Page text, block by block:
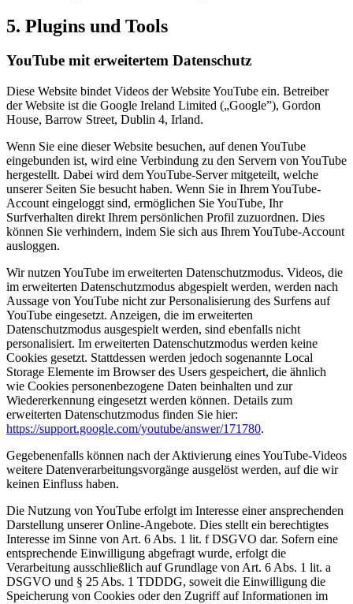
5. Plugins und Tools
YouTube mit erweitertem Datenschutz
Diese Website bindet Videos der Website YouTube ein. Betreiber
der Website ist die Google Ireland Limited („Google”), Gordon
House, Barrow Street, Dublin 4, Irland.
Wenn Sie eine dieser Website besuchen, auf denen YouTube
eingebunden ist, wird eine Verbindung zu den Servern von YouTube
hergestellt. Dabei wird dem YouTube-Server mitgeteilt, welche
unserer Seiten Sie besucht haben. Wenn Sie in Ihrem YouTube-
Account eingeloggt sind, ermöglichen Sie YouTube, Ihr
Surfverhalten direkt Ihrem persönlichen Profil zuzuordnen. Dies
können Sie verhindern, indem Sie sich aus Ihrem YouTube-Account
ausloggen.
Wir nutzen YouTube im erweiterten Datenschutzmodus. Videos, die
im erweiterten Datenschutzmodus abgespielt werden, werden nach
Aussage von YouTube nicht zur Personalisierung des Surfens auf
YouTube eingesetzt. Anzeigen, die im erweiterten
Datenschutzmodus ausgespielt werden, sind ebenfalls nicht
personalisiert. Im erweiterten Datenschutzmodus werden keine
Cookies gesetzt. Stattdessen werden jedoch sogenannte Local
Storage Elemente im Browser des Users gespeichert, die ähnlich
wie Cookies personenbezogene Daten beinhalten und zur
Wiedererkennung eingesetzt werden können. Details zum
erweiterten Datenschutzmodus finden Sie hier:
https://support.google.com/youtube/answer/171780.
Gegebenenfalls können nach der Aktivierung eines YouTube-Videos
weitere Datenverarbeitungsvorgänge ausgelöst werden, auf die wir
keinen Einfluss haben.
Die Nutzung von YouTube erfolgt im Interesse einer ansprechenden
Darstellung unserer Online-Angebote. Dies stellt ein berechtigtes
Interesse im Sinne von Art. 6 Abs. 1 lit. f DSGVO dar. Sofern eine
entsprechende Einwilligung abgefragt wurde, erfolgt die
Verarbeitung ausschließlich auf Grundlage von Art. 6 Abs. 1 lit. a
DSGVO und § 25 Abs. 1 TDDDG, soweit die Einwilligung die
Speicherung von Cookies oder den Zugriff auf Informationen im